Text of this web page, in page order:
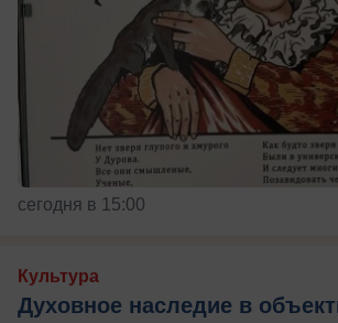
сегодня в 15:00
Культура
Духовное наследие в